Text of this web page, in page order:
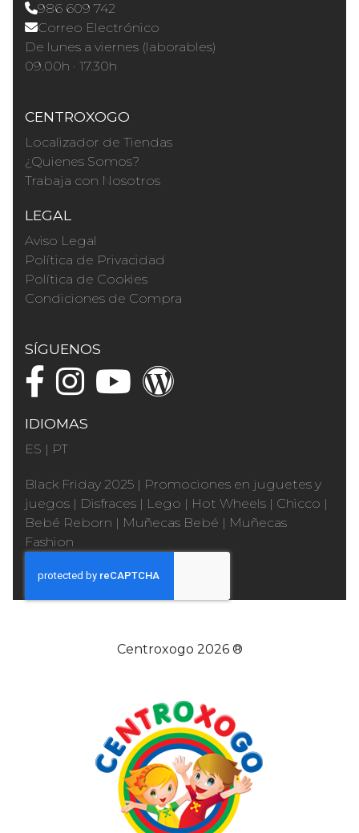
986 609 742
Correo Electrónico
De lunes a viernes (laborables)
09.00h · 17.30h
CENTROXOGO
Localizador de Tiendas
¿Quienes Somos?
Trabaja con Nosotros
LEGAL
Aviso Legal
Política de Privacidad
Política de Cookies
Condiciones de Compra
SÍGUENOS
IDIOMAS
ES | PT
Black Friday 2025 | Promociones en juguetes y
juegos | Disfraces | Lego | Hot Wheels | Chicco |
Bebé Reborn | Muñecas Bebé | Muñecas
Fashion
Centroxogo 2026 ®